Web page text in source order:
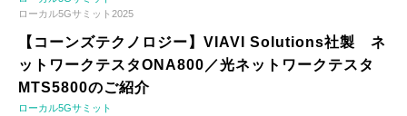
ローカル5Gサミット2025
【コーンズテクノロジー】VIAVI Solutions社製 ネ
ットワークテスタONA800／光ネットワークテスタ
MTS5800のご紹介
ローカル5Gサミット